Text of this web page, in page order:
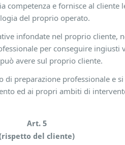
competenza e fornisce al cliente
del proprio operato.
infondate nel proprio cliente,
per conseguire ingiusti
avere sul proprio cliente.
preparazione professionale e
ed ai propri ambiti di
Art. 5
del cliente)